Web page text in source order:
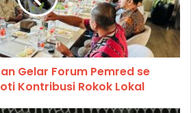
Gelar Forum Pemred se
Kontribusi Rokok Lokal